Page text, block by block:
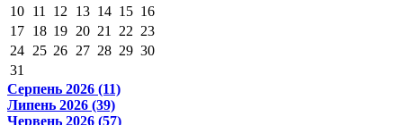
10 11 12 13 14 15 16
17 18 19 20 21 22 23
24 25 26 27 28 29 30
31
Серпень 2026 (11)
Липень 2026 (39)
Червень 2026 (57)